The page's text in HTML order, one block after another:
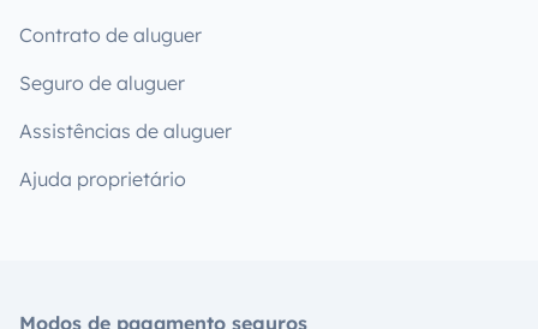
Contrato de aluguer
Seguro de aluguer
Assistências de aluguer
Ajuda proprietário
Modos de pagamento seguros